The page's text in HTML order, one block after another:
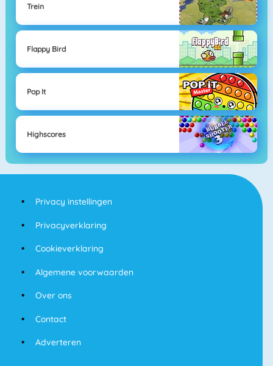
Trein
Flappy Bird
Pop It
Highscores
Privacy instellingen
Privacyverklaring
Cookieverklaring
Algemene voorwaarden
Over ons
Contact
Adverteren